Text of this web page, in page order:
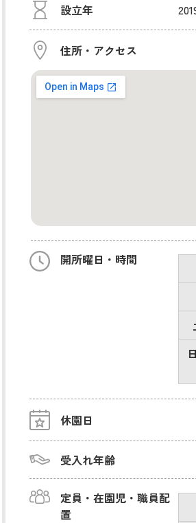
設立年
住所・アクセス
開所曜日・時間
休園日
受入れ年齢
定員・在園児・職員配
置